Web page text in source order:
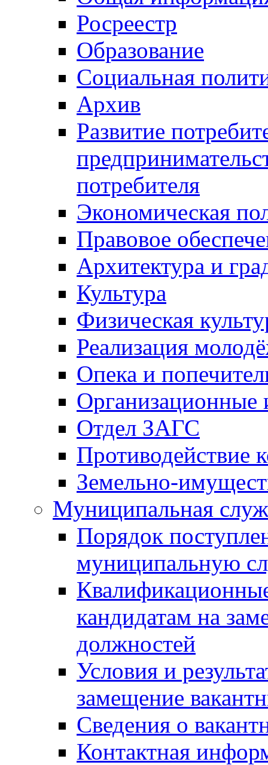
Росреестр
Образование
Социальная
Архив
Развитие
потребителя
Экономическая
Правовое
Архитектура и
Культура
Физическая
Реализация
Опека и
Отдел ЗАГС
Противодействие
Земельно-
Муниципальная
Порядок
муниципальную
кандидатам на
должностей
Условия и
замещение
Сведения о
Контактная